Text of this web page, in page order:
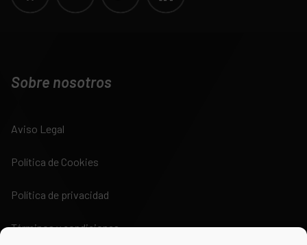
Sobre nosotros
Aviso Legal
Política de Cookies
Política de privacidad
Términos y condiciones